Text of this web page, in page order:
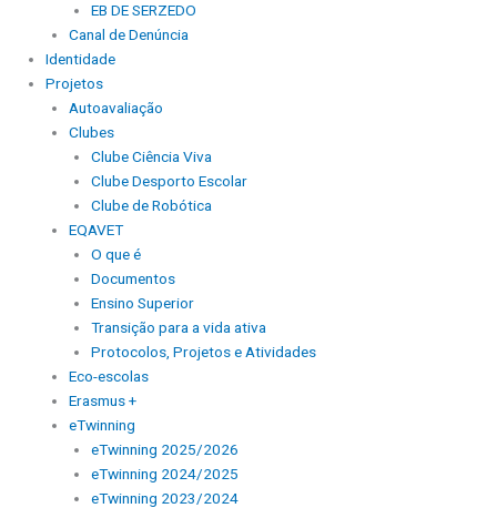
EB DE SERZEDO
Canal de Denúncia
Identidade
Projetos
Autoavaliação
Clubes
Clube Ciência Viva
Clube Desporto Escolar
Clube de Robótica
EQAVET
O que é
Documentos
Ensino Superior
Transição para a vida ativa
Protocolos, Projetos e Atividades
Eco-escolas
Erasmus +
eTwinning
eTwinning 2025/2026
eTwinning 2024/2025
eTwinning 2023/2024